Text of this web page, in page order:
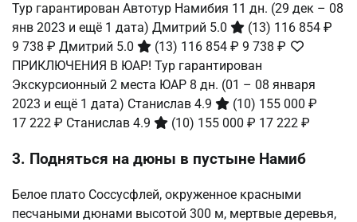
Тур гарантирован Автотур Намибия 11 дн. (29 дек – 08
янв 2023 и ещё 1 дата) Дмитрий 5.0 (13) 116 854 ₽
9 738 ₽ Дмитрий 5.0 (13) 116 854 ₽ 9 738 ₽
ПРИКЛЮЧЕНИЯ В ЮАР! Тур гарантирован
Экскурсионный 2 места ЮАР 8 дн. (01 – 08 января
2023 и ещё 1 дата) Станислав 4.9 (10) 155 000 ₽
17 222 ₽ Станислав 4.9 (10) 155 000 ₽ 17 222 ₽
3. Подняться на дюны в пустыне Намиб
Белое плато Соссусфлей, окруженное красными
песчаными дюнами высотой 300 м, мертвые деревья,